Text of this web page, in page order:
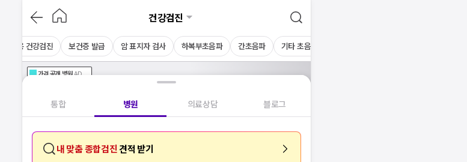
건강검진
채용 건강검진 보건증 발급 암 표지자 검사 하복부초음파 간초음파 기타 초음파
가격공개 병원AD
통합 병원 의료상담 블로그
내 맞춤 종합검진 견적 받기